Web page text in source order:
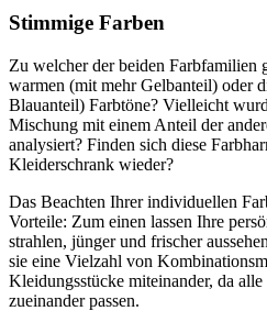
Stimmige Farben
Zu welcher der beiden Farbfamilien
warmen (mit mehr Gelbanteil) oder
Blauanteil) Farbtöne? Vielleicht
Mischung mit einem Anteil der
analysiert? Finden sich diese
Kleiderschrank wieder?
Das Beachten Ihrer individuellen
Vorteile: Zum einen lassen Ihre
strahlen, jünger und frischer
sie eine Vielzahl von
Kleidungsstücke miteinander, da
zueinander passen.